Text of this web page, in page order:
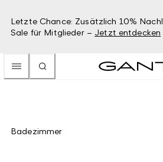
Letzte Chance: Zusätzlich 10%
Sale für Mitglieder – Jetzt entdecken
Badezimmer